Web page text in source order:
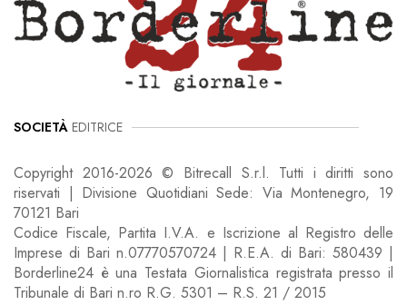
SOCIETÀ EDITRICE
Copyright 2016-2026 © Bitrecall S.r.l. Tutti i diritti sono
riservati | Divisione Quotidiani Sede: Via Montenegro, 19
70121 Bari
Codice Fiscale, Partita I.V.A. e Iscrizione al Registro delle
Imprese di Bari n.07770570724 | R.E.A. di Bari: 580439 |
Borderline24 è una Testata Giornalistica registrata presso il
Tribunale di Bari n.ro R.G. 5301 – R.S. 21 / 2015